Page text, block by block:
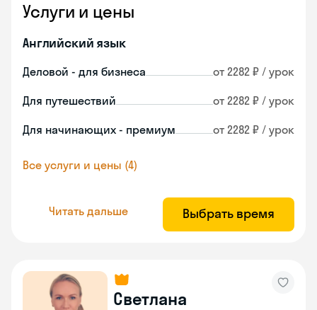
Услуги и цены
Английский язык
Деловой - для бизнеса от 2282 ₽ / урок
Для путешествий от 2282 ₽ / урок
Для начинающих - премиум от 2282 ₽ / урок
Все услуги и цены (4)
Читать дальше Выбрать время
Светлана